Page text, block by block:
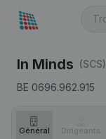
In Minds (SCS)
BE 0696.962.915
Général Dirigeants